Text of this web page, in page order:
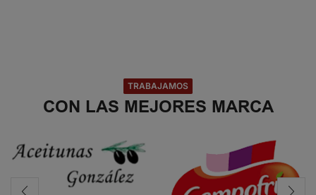
TRABAJAMOS
CON LAS MEJORES MARCA